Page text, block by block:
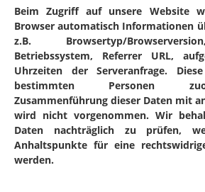
Beim Zugriff auf unsere Website
Browser automatisch Informationen
z.B. Browsertyp/
Betriebssystem, Referrer URL,
Uhrzeiten der Serveranfrage.
bestimmten Personen
Zusammenführung dieser Daten mit
wird nicht vorgenommen. Wir
Daten nachträglich zu prüfen,
Anhaltspunkte für eine
werden.